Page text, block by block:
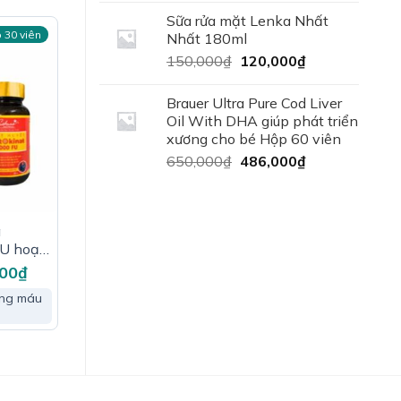
40,000₫.là:
Sữa rửa mặt Lenka Nhất
Nhất 180ml
150,000₫ Giá
là:
150,000₫.
120,000₫Giá
tại
là:
120,000₫.
Brauer Ultra Pure Cod Liver
Oil With DHA giúp phát triển
xương cho bé Hộp 60 viên
650,000₫ Giá
486,000₫Giá
bảo
30 viên
hoạt
não
₫Giá
tại
máu